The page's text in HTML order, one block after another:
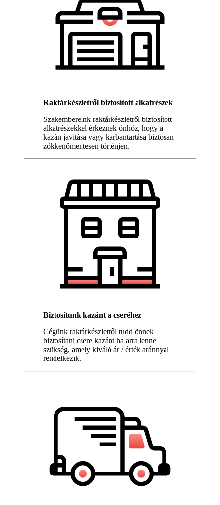
Raktárkészletről biztosított alkatrészek
Szakembereink raktárkészletről biztosított
alkatrészekkel érkeznek önhöz, hogy a
kazán javítása vagy karbantartása biztosan
zökkenőmentesen történjen.
Biztosítunk kazánt a cseréhez
Cégünk raktárkészletről tudd önnek
biztosítani csere kazánt ha arra lenne
szükség, amely kiváló ár / érték aránnyal
rendelkezik.